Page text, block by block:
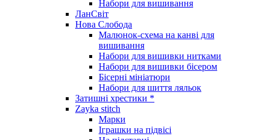
Набори для вишивання
ЛанСвіт
Нова Слобода
Малюнок-схема на канві для
вишивання
Набори для вишивки нитками
Набори для вишивки бісером
Бісерні мініатюри
Набори для шиття ляльок
Затишні хрестики *
Zayka stitch
Марки
Іграшки на підвісі